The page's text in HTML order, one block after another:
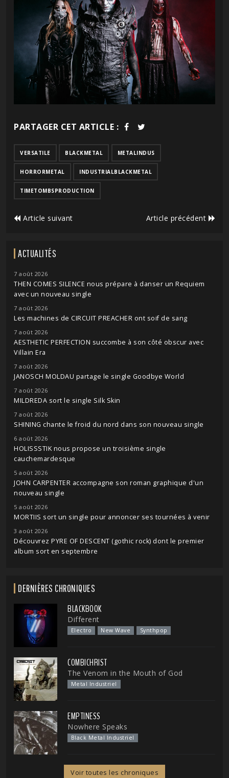
PARTAGER CET ARTICLE :
VERSATILE BLACKMETAL METALINDUS
HORRORMETAL INDUSTRIALBLACKMETAL
TIMETOMBSPRODUCTION
Article suivant Article précédent
ACTUALITÉS
7 août 2026
THEN COMES SILENCE nous prépare à danser un Requiem
avec un nouveau single
7 août 2026
Les machines de CIRCUIT PREACHER ont soif de sang
7 août 2026
AESTHETIC PERFECTION succombe à son côté obscur avec
Villain Era
7 août 2026
JANOSCH MOLDAU partage le single Goodbye World
7 août 2026
MILDREDA sort le single Silk Skin
7 août 2026
SHINING chante le froid du nord dans son nouveau single
6 août 2026
HOLISSSTIK nous propose un troisième single
cauchemardesque
5 août 2026
JOHN CARPENTER accompagne son roman graphique d'un
nouveau single
5 août 2026
MORTIIS sort un single pour annoncer ses tournées à venir
3 août 2026
Découvrez PYRE OF DESCENT (gothic rock) dont le premier
album sort en septembre
DERNIÈRES CHRONIQUES
BLACKBOOK
Different
Electro New Wave Synthpop
COMBICHRIST
The Venom in the Mouth of God
Metal Industriel
EMPTINESS
Nowhere Speaks
Black Metal Industriel
Voir toutes les chroniques